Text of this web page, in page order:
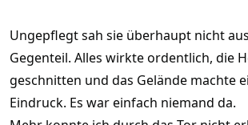
Ungepflegt sah sie überhaupt nicht
Gegenteil. Alles wirkte ordentlich, die
geschnitten und das Gelände machte
Eindruck. Es war einfach niemand da.